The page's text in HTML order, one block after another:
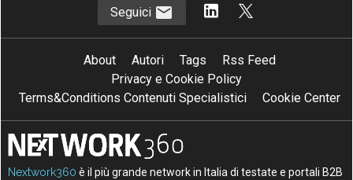
Seguici
About Autori Tags
Rss Feed
Privacy e Cookie Policy
Terms&Conditions Contenuti Specialistici
Cookie Center
Nextwork360 è il più grande network in Italia di testate e portali B2B